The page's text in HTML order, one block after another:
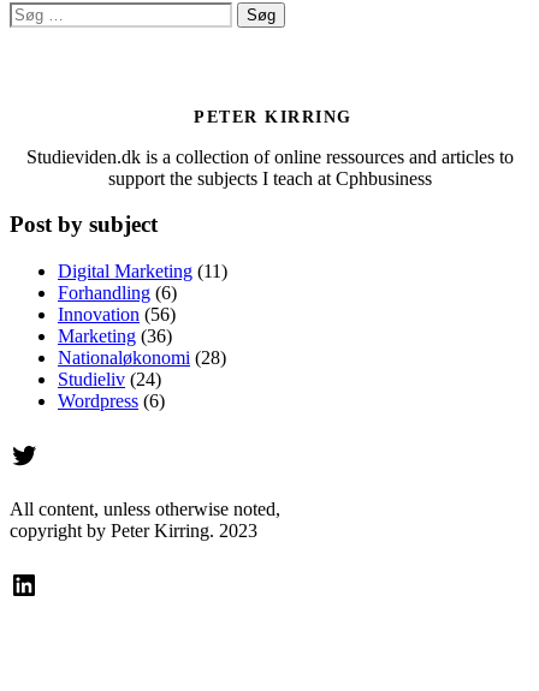
Søg
efter:
PETER KIRRING
Studieviden.dk is a collection of online ressources and articles to
support the subjects I teach at Cphbusiness
Post by subject
Digital Marketing (11)
Forhandling (6)
Innovation (56)
Marketing (36)
Nationaløkonomi (28)
Studieliv (24)
Wordpress (6)
Twitter
All content, unless otherwise noted,
copyright by Peter Kirring. 2023
LinkedIn